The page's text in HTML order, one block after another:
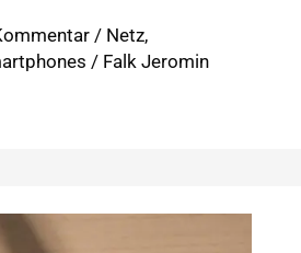
/ Netz,
/ Falk Jeromin